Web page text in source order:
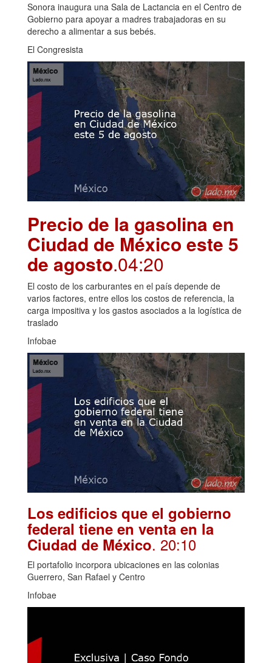
Sonora inaugura una Sala de Lactancia en el Centro de
Gobierno para apoyar a madres trabajadoras en su
derecho a alimentar a sus bebés.
El Congresista
Precio de la gasolina en
Ciudad de México este 5
de agosto.04:20
El costo de los carburantes en el país depende de
varios factores, entre ellos los costos de referencia, la
carga impositiva y los gastos asociados a la logística de
traslado
Infobae
Los edificios que el gobierno
federal tiene en venta en la
Ciudad de México. 20:10
El portafolio incorpora ubicaciones en las colonias
Guerrero, San Rafael y Centro
Infobae